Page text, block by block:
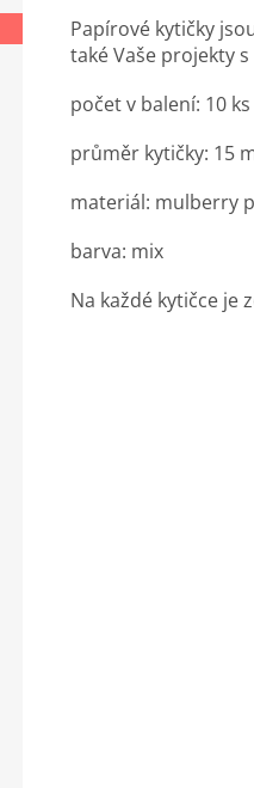
Papírové kytičky
také Vaše projekty
počet v balení: 10 ks
průměr kytičky: 15
materiál: mulberry
barva: mix
Na každé kytičce je